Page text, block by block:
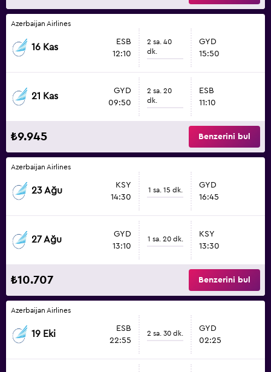
Azerbaijan Airlines
16 Kas
ESB
12:10
2 sa. 40
dk.
GYD
15:50
21 Kas
GYD
09:50
2 sa. 20
dk.
ESB
11:10
₺9.945 Benzerini bul
Azerbaijan Airlines
23 Ağu
KSY
14:30
1 sa. 15 dk.
GYD
16:45
27 Ağu
GYD
13:10
1 sa. 20 dk.
KSY
13:30
₺10.707 Benzerini bul
Azerbaijan Airlines
19 Eki
ESB
22:55
2 sa. 30 dk.
GYD
02:25